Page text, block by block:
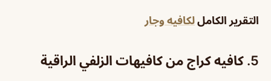
التقرير الكامللكافيه وجار
5. كافيه كراج من كافيهات الزلفي الراقية